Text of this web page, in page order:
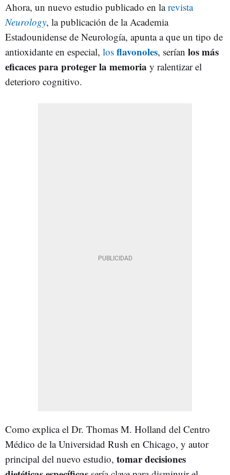
Ahora, un nuevo estudio publicado en larevista
Neurology, la publicación de la Academia
Estadounidense de Neurología, apunta a que un tipo de
antioxidante en especial, los flavonoles, serían los más
eficaces para proteger la memoria y ralentizar el
deterioro cognitivo.
Como explica el Dr. Thomas M. Holland del Centro
Médico de la Universidad Rush en Chicago, y autor
principal del nuevo estudio, tomar decisiones